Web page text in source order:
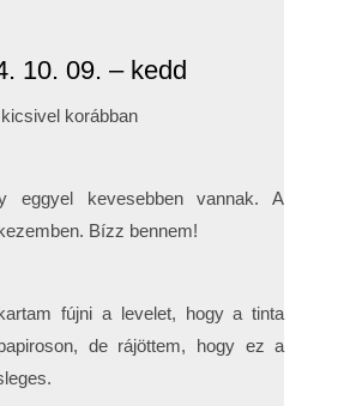
10. 09. – kedd
kicsivel korábban
eggyel kevesebben vannak. A
Bízz bennem!
fújni a levelet, hogy a tinta
de rájöttem, hogy ez a